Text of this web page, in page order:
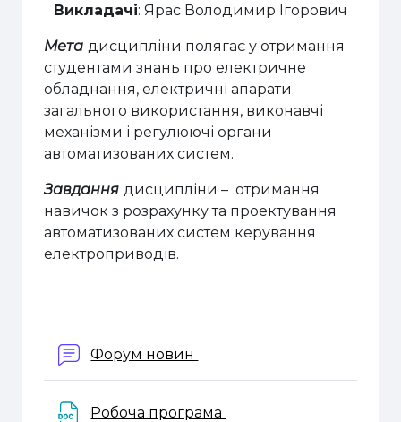
Викладачі: Ярас Володимир Ігорович
Мета дисципліни полягає уотримання
студентами знань про електричне
обладнання, електричні апарати
загального використання, виконавчі
механізми і регулюючі органи
автоматизованих систем.
Завдання дисципліни – отримання
навичок з розрахунку та проектування
автоматизованих систем керування
електроприводів.
Форум новин
Робоча програма